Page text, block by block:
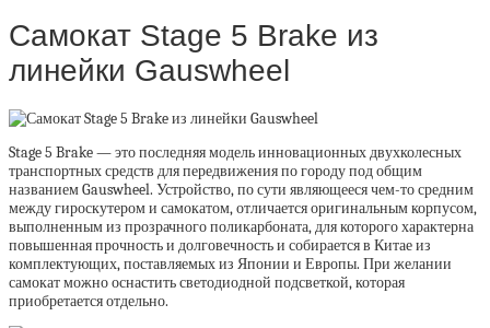
Самокат Stage 5 Brake из
линейки Gauswheel
Stage 5 Brake — это последняя модель инновационных двухколесных
транспортных средств для передвижения по городу под общим
названием Gauswheel. Устройство, по сути являющееся чем-то средним
между гироскутером и самокатом, отличается оригинальным корпусом,
выполненным из прозрачного поликарбоната, для которого характерна
повышенная прочность и долговечность и собирается в Китае из
комплектующих, поставляемых из Японии и Европы. При желании
самокат можно оснастить светодиодной подсветкой, которая
приобретается отдельно.